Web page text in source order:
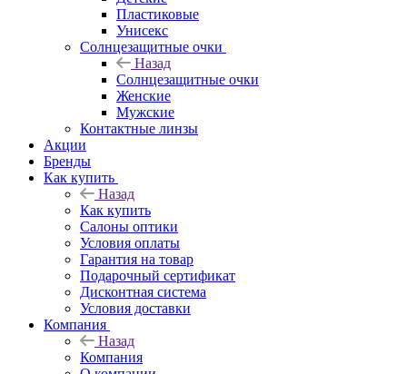
Пластиковые
Унисекс
Солнцезащитные очки
Назад
Солнцезащитные очки
Женские
Мужские
Контактные линзы
Акции
Бренды
Как купить
Назад
Как купить
Салоны оптики
Условия оплаты
Гарантия на товар
Подарочный сертификат
Дисконтная система
Условия доставки
Компания
Назад
Компания